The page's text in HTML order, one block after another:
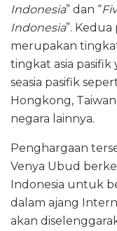
Indonesia” dan “
Indonesia”.
merupakan
tingkat asia
seasia pasifik
Hongkong,
negara lainnya.
Penghargaan
Venya Ubud
Indonesia untuk
dalam ajang
akan